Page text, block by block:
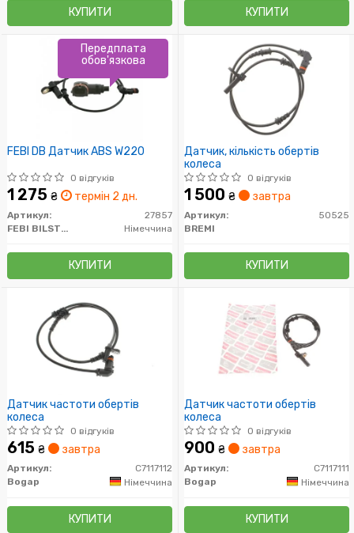
КУПИТИ КУПИТИ
FEBI DB Датчик ABS W220
0 відгуків
1 275 ₴ термін 2 дн.
Артикул:
27857
FEBI BILSTEIN
Німеччина
КУПИТИ
Передплата
обов'язкова
Датчик, кількість обертів
колеса
0 відгуків
1 500 ₴ завтра
Артикул:
50525
BREMI
КУПИТИ
Датчик частоти обeртів
колеса
0 відгуків
615 ₴ завтра
Артикул:
C7117112
Bogap
Німеччина
КУПИТИ
Датчик частоти обeртів
колеса
0 відгуків
900 ₴ завтра
Артикул:
C7117111
Bogap
Німеччина
КУПИТИ